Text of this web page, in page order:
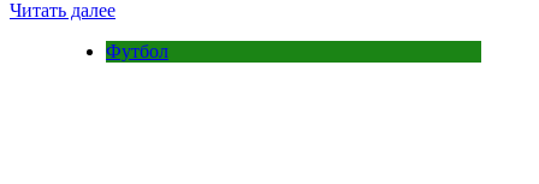
Читать далее
Футбол